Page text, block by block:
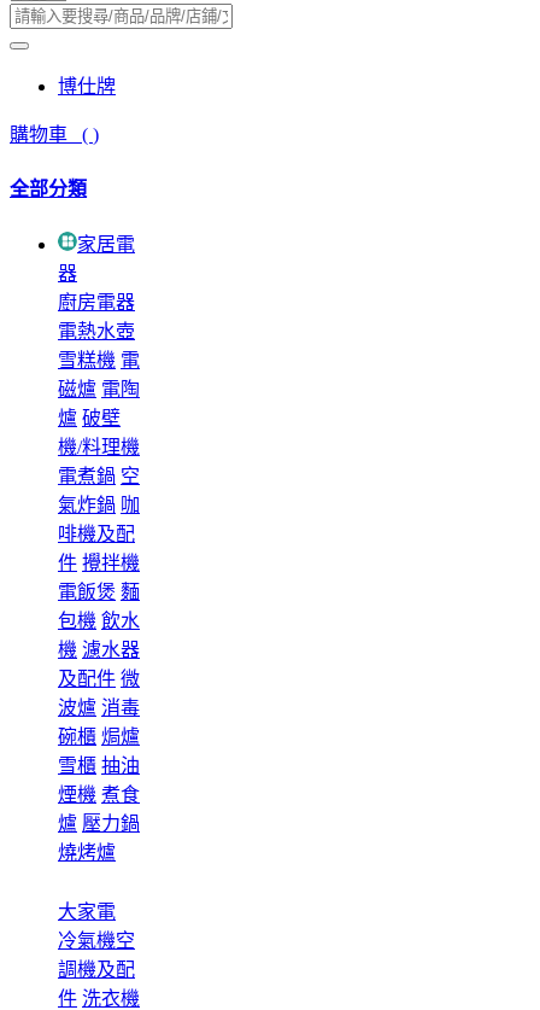
博仕牌
購物車 ( )
全部分類
家居電
器
廚房電器
電熱水壺
雪糕機 電
磁爐 電陶
爐 破壁
機/料理機
電煮鍋 空
氣炸鍋 咖
啡機及配
件 攪拌機
電飯煲 麵
包機 飲水
機 濾水器
及配件 微
波爐 消毒
碗櫃 焗爐
雪櫃 抽油
煙機 煮食
爐 壓力鍋
燒烤爐
大家電
冷氣機空
調機及配
件 洗衣機